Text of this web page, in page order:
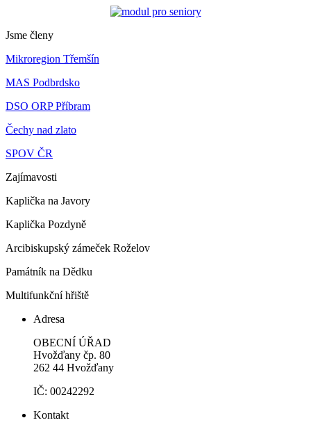
Jsme členy
Mikroregion Třemšín
MAS Podbrdsko
DSO ORP Příbram
Čechy nad zlato
SPOV ČR
Zajímavosti
Kaplička na Javory
Kaplička Pozdyně
Arcibiskupský zámeček Roželov
Památník na Dědku
Multifunkční hřiště
Adresa
OBECNÍ ÚŘAD
Hvožďany čp. 80
262 44 Hvožďany
IČ: 00242292
Kontakt